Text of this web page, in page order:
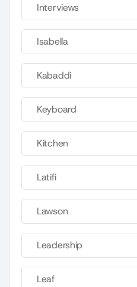
Interviews
Isabella
Kabaddi
Keyboard
Kitchen
Latifi
Lawson
Leadership
Leaf